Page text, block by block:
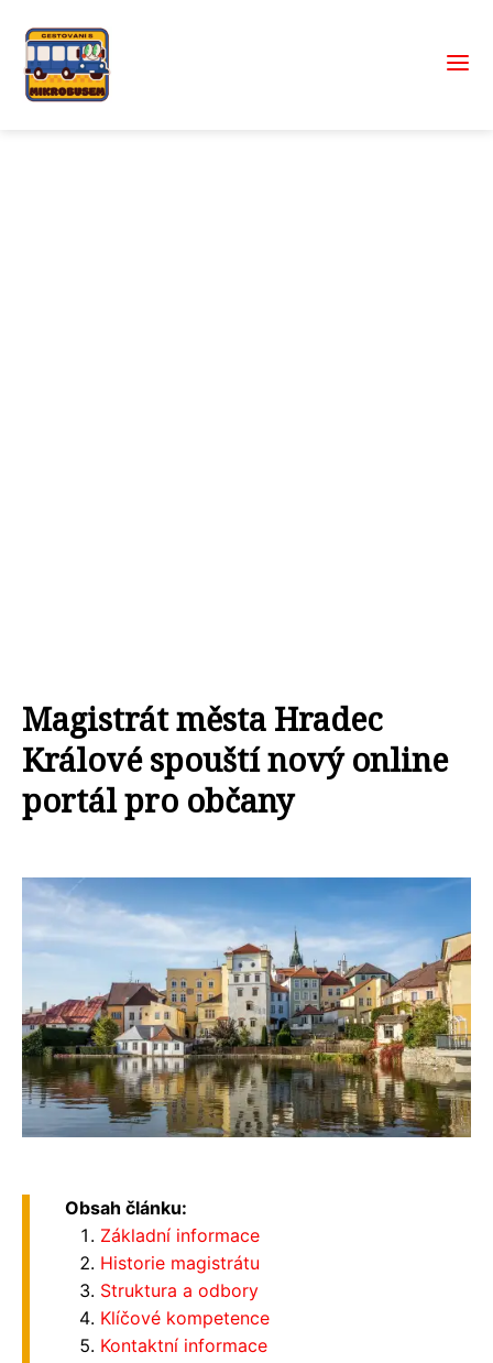
Magistrát města Hradec
Králové spouští nový online
portál pro občany
Obsah článku:
Základní informace
Historie magistrátu
Struktura a odbory
Klíčové kompetence
Kontaktní informace